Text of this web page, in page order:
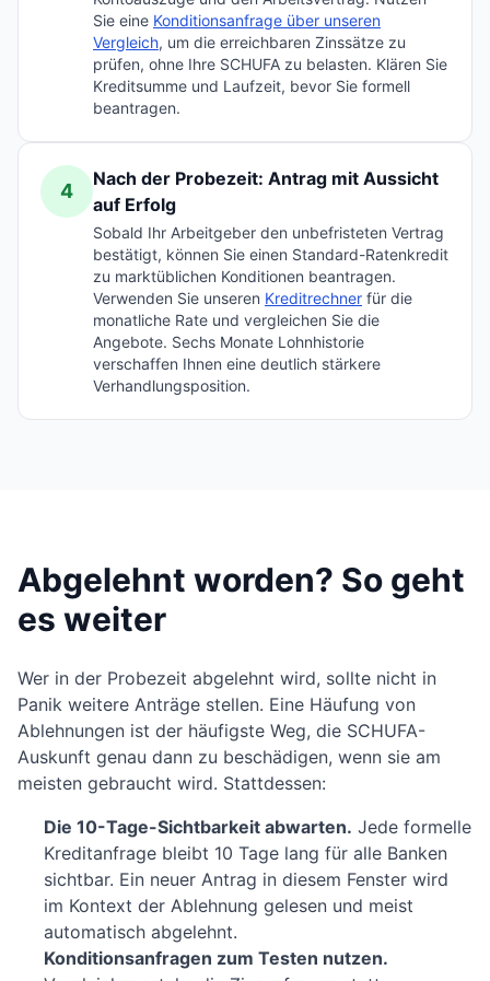
Sie eine Konditionsanfrage über unseren
Vergleich, um die erreichbaren Zinssätze zu
prüfen, ohne Ihre SCHUFA zu belasten. Klären Sie
Kreditsumme und Laufzeit, bevor Sie formell
beantragen.
4
Nach der Probezeit: Antrag mit Aussicht
auf Erfolg
Sobald Ihr Arbeitgeber den unbefristeten Vertrag
bestätigt, können Sie einen Standard-Ratenkredit
zu marktüblichen Konditionen beantragen.
Verwenden Sie unseren Kreditrechner für die
monatliche Rate und vergleichen Sie die
Angebote. Sechs Monate Lohnhistorie
verschaffen Ihnen eine deutlich stärkere
Verhandlungsposition.
Abgelehnt worden? So geht
es weiter
Wer in der Probezeit abgelehnt wird, sollte nicht in
Panik weitere Anträge stellen. Eine Häufung von
Ablehnungen ist der häufigste Weg, die SCHUFA-
Auskunft genau dann zu beschädigen, wenn sie am
meisten gebraucht wird. Stattdessen:
Die 10-Tage-Sichtbarkeit abwarten. Jede formelle
Kreditanfrage bleibt 10 Tage lang für alle Banken
sichtbar. Ein neuer Antrag in diesem Fenster wird
im Kontext der Ablehnung gelesen und meist
automatisch abgelehnt.
Konditionsanfragen zum Testen nutzen.